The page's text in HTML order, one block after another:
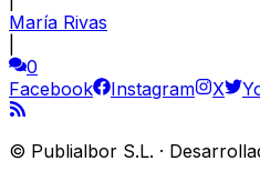
María Rivas
0
Facebook
Instagram X
© Publialbor S.L. ·